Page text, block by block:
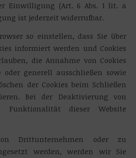
Einwilligung (Art. 6 Abs. 1 lit. a
ist jederzeit widerrufbar.
so einstellen, dass Sie über
informiert werden und Cookies
die Annahme von Cookies
generell ausschließen sowie
der Cookies beim Schließen
Bei der Deaktivierung von
Funktionalität dieser Website
Drittunternehmen oder zu
werden, werden wir Sie